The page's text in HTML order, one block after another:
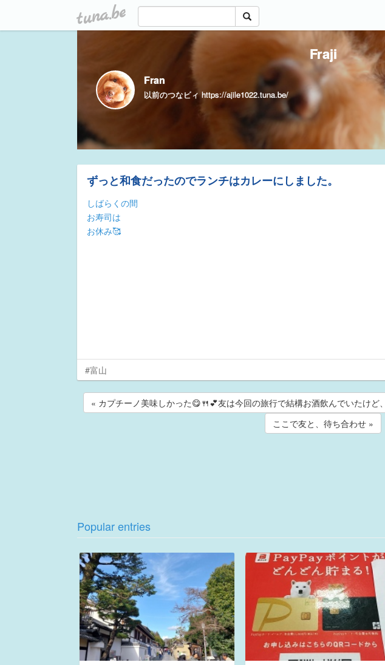
tuna.be
Fraji
Fran
以前のつなビィ https://ajile1022.tuna.be/
ずっと和食だったのでランチはカレーにしました。
しばらくの間
お寿司は
お休み🥰
#富山
« カプチーノ美味しかった😋🍴💕友は今回の旅行で結構お酒飲んでいたけ
ここで友と、待ち合わせ »
Popular entries